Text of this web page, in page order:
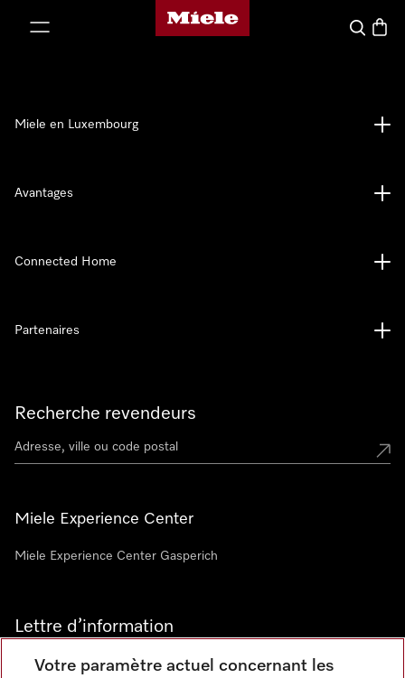
Page d'accueil de Miele
Panier
Recherche revendeurs
Miele Experience Center
Miele Experience Center Gasperich
Lettre d’information
Miele en Luxembourg
Avantages
Connected Home
Partenaires
Votre paramètre actuel concernant les